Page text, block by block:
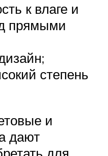
к влаге и
прямыми
степень
и
дают